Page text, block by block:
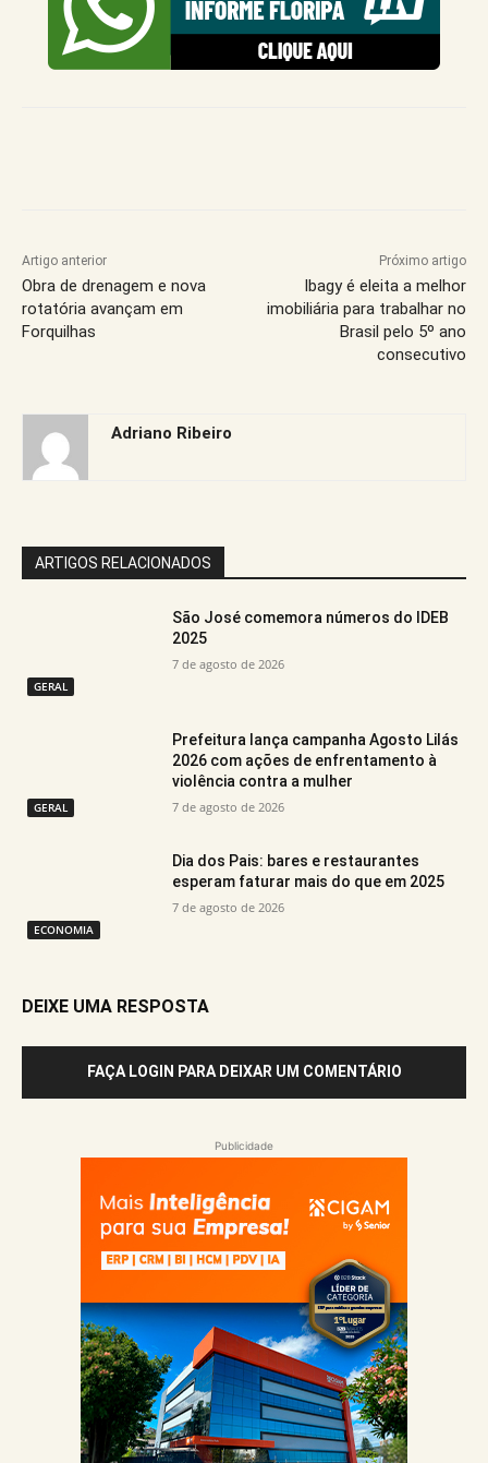
Artigo anterior
Obra de drenagem e nova
rotatória avançam em
Forquilhas
Próximo artigo
Ibagy é eleita a melhor
imobiliária para trabalhar no
Brasil pelo 5º ano
consecutivo
Adriano Ribeiro
ARTIGOS RELACIONADOS
GERAL
São José comemora números do IDEB
2025
7 de agosto de 2026
GERAL
Prefeitura lança campanha Agosto Lilás
2026 com ações de enfrentamento à
violência contra a mulher
7 de agosto de 2026
ECONOMIA
Dia dos Pais: bares e restaurantes
esperam faturar mais do que em 2025
7 de agosto de 2026
DEIXE UMA RESPOSTA
FAÇA LOGIN PARA DEIXAR UM COMENTÁRIO
Publicidade